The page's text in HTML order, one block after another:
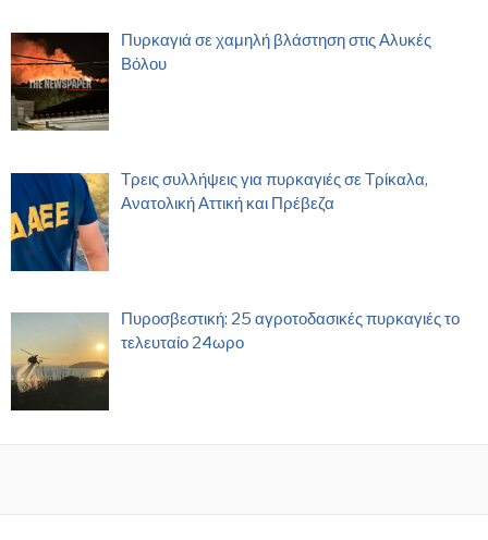
Πυρκαγιά σε χαμηλή βλάστηση στις Αλυκές
Βόλου
Τρεις συλλήψεις για πυρκαγιές σε Τρίκαλα,
Ανατολική Αττική και Πρέβεζα
Πυροσβεστική: 25 αγροτοδασικές πυρκαγιές το
τελευταίο 24ωρο